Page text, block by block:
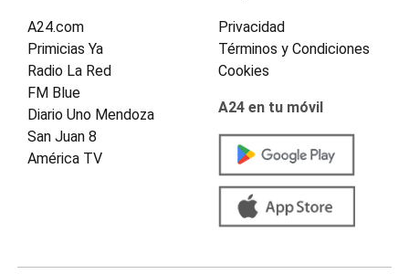
A24.com
Primicias Ya
Radio La Red
FM Blue
Diario Uno Mendoza
San Juan 8
América TV
Privacidad
Términos y Condiciones
Cookies
A24 en tu móvil